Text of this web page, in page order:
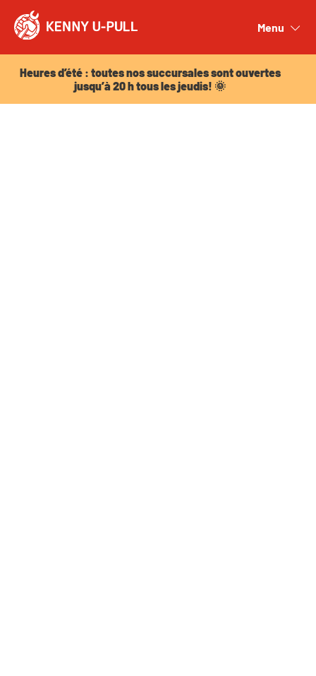
Menu
Heures d’été : toutes nos succursales sont ouvertes
jusqu’à 20 h tous les jeudis! 🌞